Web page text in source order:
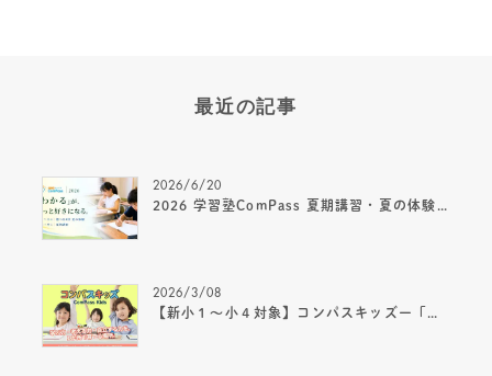
最近の記事
2026/6/20
2026/3/08